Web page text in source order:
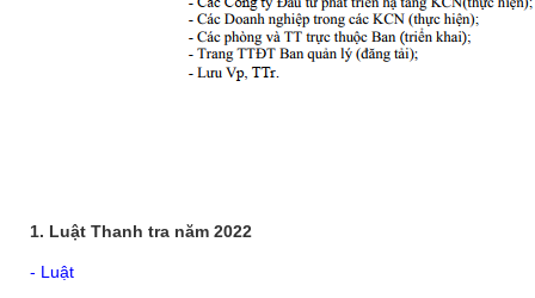
1. Luật Thanh tra năm 2022
- Luật